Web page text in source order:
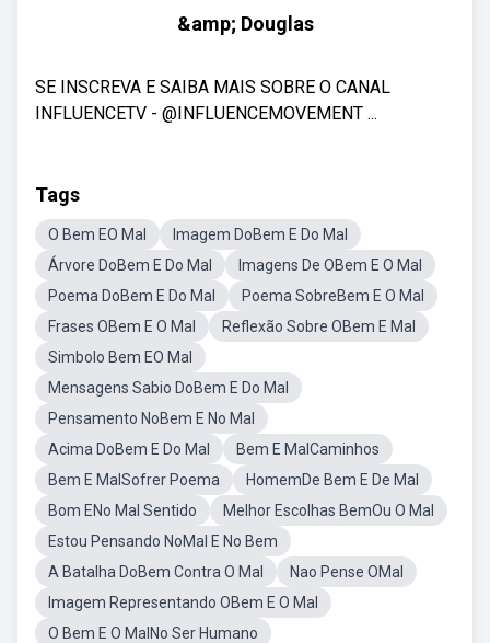
&amp; Douglas
SE INSCREVA E SAIBA MAIS SOBRE O CANAL
INFLUENCETV - @INFLUENCEMOVEMENT ...
Tags
O Bem EO Mal
Imagem DoBem E Do Mal
Árvore DoBem E Do Mal
Imagens De OBem E O Mal
Poema DoBem E Do Mal
Poema SobreBem E O Mal
Frases OBem E O Mal
Reflexão Sobre OBem E Mal
Simbolo Bem EO Mal
Mensagens Sabio DoBem E Do Mal
Pensamento NoBem E No Mal
Acima DoBem E Do Mal
Bem E MalCaminhos
Bem E MalSofrer Poema
HomemDe Bem E De Mal
Bom ENo Mal Sentido
Melhor Escolhas BemOu O Mal
Estou Pensando NoMal E No Bem
A Batalha DoBem Contra O Mal
Nao Pense OMal
Imagem Representando OBem E O Mal
O Bem E O MalNo Ser Humano